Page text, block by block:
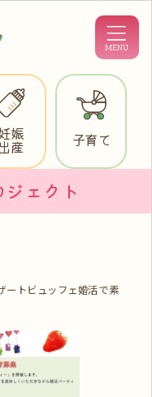
娠
産 子育て
ジェクト
ートビュッフェ婚活で素